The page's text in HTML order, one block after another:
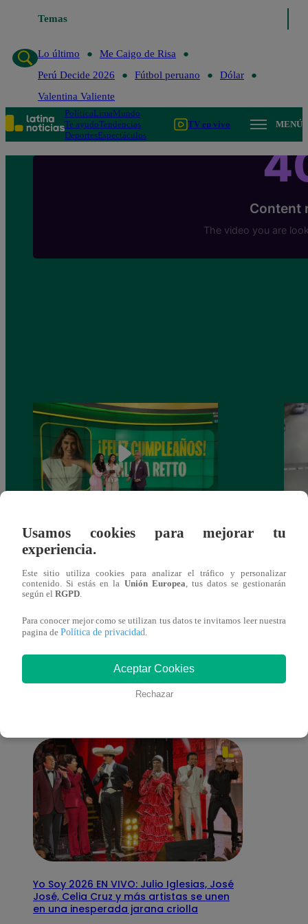
Temas
Lo último
Me Caigo de Risa
Perú Decide 2026
Fútbol peruano
Dólar
Valentina Valiente
PolíticaLimaMundo
Te ayudoTendencias
DeportesEspectáculos
TV en vivo MENÚ
Alicia Retto celebra su cumpleaños con
emotiva sorpresa en vivo y conmueve con
También te puede
interesar
Yo Soy 2026 EN VIVO: Julio Iglesias, José
José, Celia Cruz y más artistas se unen
en una inesperada jarana criolla
Usamos cookies para mejorar tu
experiencia.
Este sitio utiliza cookies para analizar el tráfico y personalizar
contenido. Si estás en la Unión Europea, tus datos se gestionarán
según el RGPD.
Para conocer mejor como se utilizan tus datos te invitamos leer nuestra
pagina de Política de privacidad.
Aceptar Cookies
Rechazar